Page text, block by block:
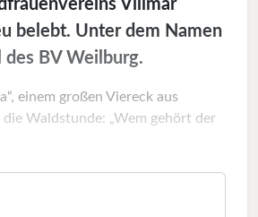
Villmar
belebt. Unter dem Namen
BV Weilburg.
einem großen Viereck aus
Waldstunde: „Wem gehört der